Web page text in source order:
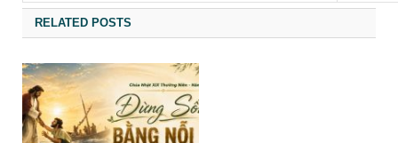
RELATED POSTS